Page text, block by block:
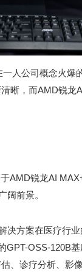
人公司概念火爆
晰，而AMD锐龙
AMD锐龙AI
阔前景。
决方案在医疗行
GPT-OSS-120B
、诊疗分析、影